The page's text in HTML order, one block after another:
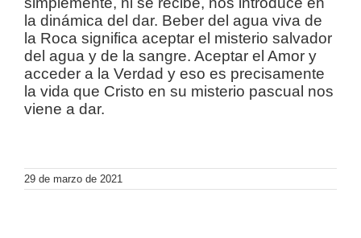
la dinámica del dar. Beber del agua viva de
la Roca significa aceptar el misterio salvador
del agua y de la sangre. Aceptar el Amor y
acceder a la Verdad y eso es precisamente
la vida que Cristo en su misterio pascual nos
viene a dar.
29 de marzo de 2021